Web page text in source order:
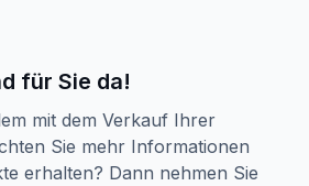
für Sie da!
mit dem Verkauf Ihrer
Sie mehr Informationen
erhalten? Dann nehmen Sie